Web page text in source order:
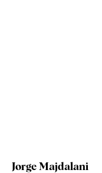
Jorge Majdalani